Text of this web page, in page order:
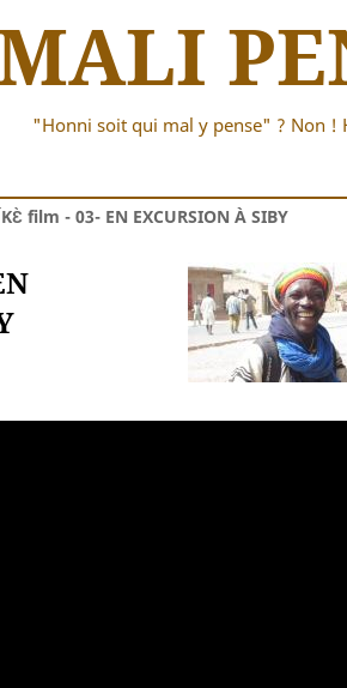
"Honni soit qui mal y pense" ? Non !
film - 03- EN EXCURSION À SIBY